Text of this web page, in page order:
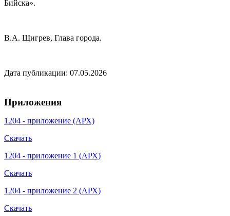
Бийска».
В.А. Щигрев, Глава города.
Дата публикации: 07.05.2026
Приложения
1204 - приложение (АРХ)
Скачать
1204 - приложение 1 (АРХ)
Скачать
1204 - приложение 2 (АРХ)
Скачать